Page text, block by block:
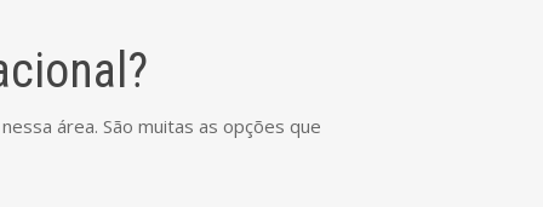
área. São muitas as opções que